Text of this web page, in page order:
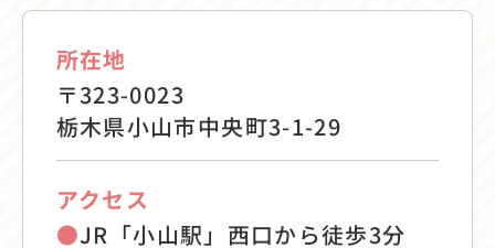
所在地
〒323-0023
栃木県小山市中央町3-1-29
アクセス
●JR「小山駅」西口から徒歩3分